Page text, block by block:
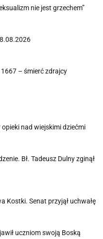
nie jest grzechem”
– śmierć zdrajcy
nad wiejskimi dziećmi
Bł. Tadeusz Dulny zginął
Kostki. Senat przyjął uchwałę
uczniom swoją Boską